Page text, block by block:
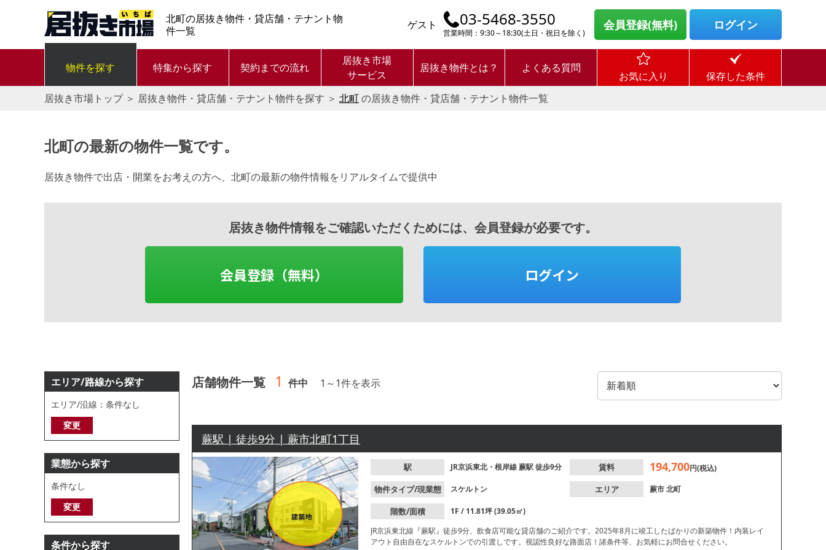
北町の居抜き物件・貸店舗・テナント物
件一覧
ゲスト 03-5468-3550
営業時間：9:30～18:30(土日・祝日を除く)
会員登録(無料) ログイン
物件を探す 特集から探す 契約までの流れ
居抜き市場
サービス
居抜き物件とは？ よくある質問
お気に入り
保存した条件
居抜き市場トップ＞ 居抜き物件・貸店舗・テナント物件を探す ＞ 北町の居抜き物件・貸店舗・テナント物件一覧
北町の最新の物件一覧です。
居抜き物件で出店・開業をお考えの方へ、北町の最新の物件情報をリアルタイムで提供中
居抜き物件情報をご確認いただくためには、会員登録が必要です。
会員登録（無料） ログイン
エリア/路線から探す
エリア/沿線：条件なし
変更
業態から探す
条件なし
変更
条件から探す
店舗物件一覧 1 件中 1 ～1件を表示
蕨駅 | 徒歩9分 | 蕨市北町1丁目
駅 JR京浜東北・根岸線蕨駅徒歩9分 賃料 194,700円(税込)
物件タイプ/現業態 スケルトン エリア 蕨市北町
階数/面積
1F / 11.81坪 (39.05㎡)
JR京浜東北線『蕨駅』徒歩9分、飲食店可能な貸店舗のご紹介です。2025年8月に竣工したばかりの新築物件！内装レイ
アウト自由自在なスケルトンでの引渡しです。視認性良好な路面店！諸条件等、お気軽にお問合せください。